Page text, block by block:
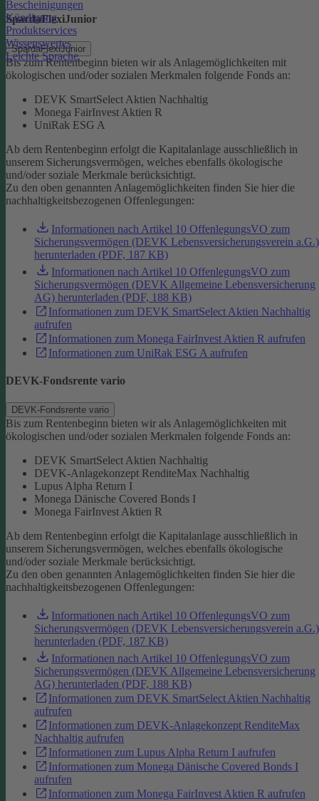
Bescheinigungen
Kündigung
Produktservices
Wissenswertes
Leichte Sprache
SpardaFlexiJunior
SpardaFlexiJunior
Bis zum Rentenbeginn bieten wir als Anlagemöglichkeiten mit
ökologischen und/oder sozialen Merkmalen folgende Fonds an:
DEVK SmartSelect Aktien Nachhaltig
Monega FairInvest Aktien R
UniRak ESG A
Ab dem Rentenbeginn erfolgt die Kapitalanlage ausschließlich in
unserem Sicherungsvermögen, welches ebenfalls ökologische
und/oder soziale Merkmale berücksichtigt.
Zu den oben genannten Anlagemöglichkeiten finden Sie hier die
nachhaltigkeitsbezogenen Offenlegungen:
Informationen nach Artikel 10 OffenlegungsVO zum
Sicherungsvermögen (DEVK Lebensversicherungsverein a.G.)
herunterladen (PDF, 187 KB)
Informationen nach Artikel 10 OffenlegungsVO zum
Sicherungsvermögen (DEVK Allgemeine Lebensversicherung
AG) herunterladen (PDF, 188 KB)
Informationen zum DEVK SmartSelect Aktien Nachhaltig
aufrufen
Informationen zum Monega FairInvest Aktien R aufrufen
Informationen zum UniRak ESG A aufrufen
DEVK-Fondsrente vario
DEVK-Fondsrente vario
Bis zum Rentenbeginn bieten wir als Anlagemöglichkeiten mit
ökologischen und/oder sozialen Merkmalen folgende Fonds an:
DEVK SmartSelect Aktien Nachhaltig
DEVK-Anlagekonzept RenditeMax Nachhaltig
Lupus Alpha Return I
Monega Dänische Covered Bonds I
Monega FairInvest Aktien R
Ab dem Rentenbeginn erfolgt die Kapitalanlage ausschließlich in
unserem Sicherungsvermögen, welches ebenfalls ökologische
und/oder soziale Merkmale berücksichtigt.
Zu den oben genannten Anlagemöglichkeiten finden Sie hier die
nachhaltigkeitsbezogenen Offenlegungen:
Informationen nach Artikel 10 OffenlegungsVO zum
Sicherungsvermögen (DEVK Lebensversicherungsverein a.G.)
herunterladen (PDF, 187 KB)
Informationen nach Artikel 10 OffenlegungsVO zum
Sicherungsvermögen (DEVK Allgemeine Lebensversicherung
AG) herunterladen (PDF, 188 KB)
Informationen zum DEVK SmartSelect Aktien Nachhaltig
aufrufen
Informationen zum DEVK-Anlagekonzept RenditeMax
Nachhaltig aufrufen
Informationen zum Lupus Alpha Return I aufrufen
Informationen zum Monega Dänische Covered Bonds I
aufrufen
Informationen zum Monega FairInvest Aktien R aufrufen